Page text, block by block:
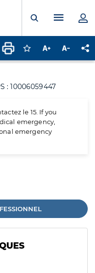
Ouvrir laMenu
Connectez-vous
Augmenter la
: 10006059447
le 15. If you
emergency,
emergency